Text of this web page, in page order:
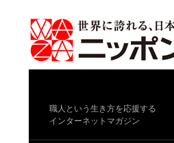
職人という生き方を応援する
インターネットマガジン